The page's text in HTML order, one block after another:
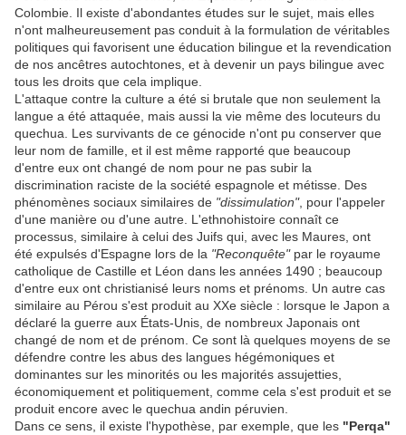
Colombie. Il existe d'abondantes études sur le sujet, mais elles
n'ont malheureusement pas conduit à la formulation de véritables
politiques qui favorisent une éducation bilingue et la revendication
de nos ancêtres autochtones, et à devenir un pays bilingue avec
tous les droits que cela implique.
L'attaque contre la culture a été si brutale que non seulement la
langue a été attaquée, mais aussi la vie même des locuteurs du
quechua. Les survivants de ce génocide n'ont pu conserver que
leur nom de famille, et il est même rapporté que beaucoup
d'entre eux ont changé de nom pour ne pas subir la
discrimination raciste de la société espagnole et métisse. Des
phénomènes sociaux similaires de "dissimulation", pour l'appeler
d'une manière ou d'une autre. L'ethnohistoire connaît ce
processus, similaire à celui des Juifs qui, avec les Maures, ont
été expulsés d'Espagne lors de la "Reconquête"par le royaume
catholique de Castille et Léon dans les années 1490 ; beaucoup
d'entre eux ont christianisé leurs noms et prénoms. Un autre cas
similaire au Pérou s'est produit au XXe siècle : lorsque le Japon a
déclaré la guerre aux États-Unis, de nombreux Japonais ont
changé de nom et de prénom. Ce sont là quelques moyens de se
défendre contre les abus des langues hégémoniques et
dominantes sur les minorités ou les majorités assujetties,
économiquement et politiquement, comme cela s'est produit et se
produit encore avec le quechua andin péruvien.
Dans ce sens, il existe l'hypothèse, par exemple, que les "Perqa"